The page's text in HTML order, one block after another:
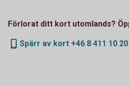
Förlorat ditt kort utomlands?
Spärr av kort +46 8 411 10 20